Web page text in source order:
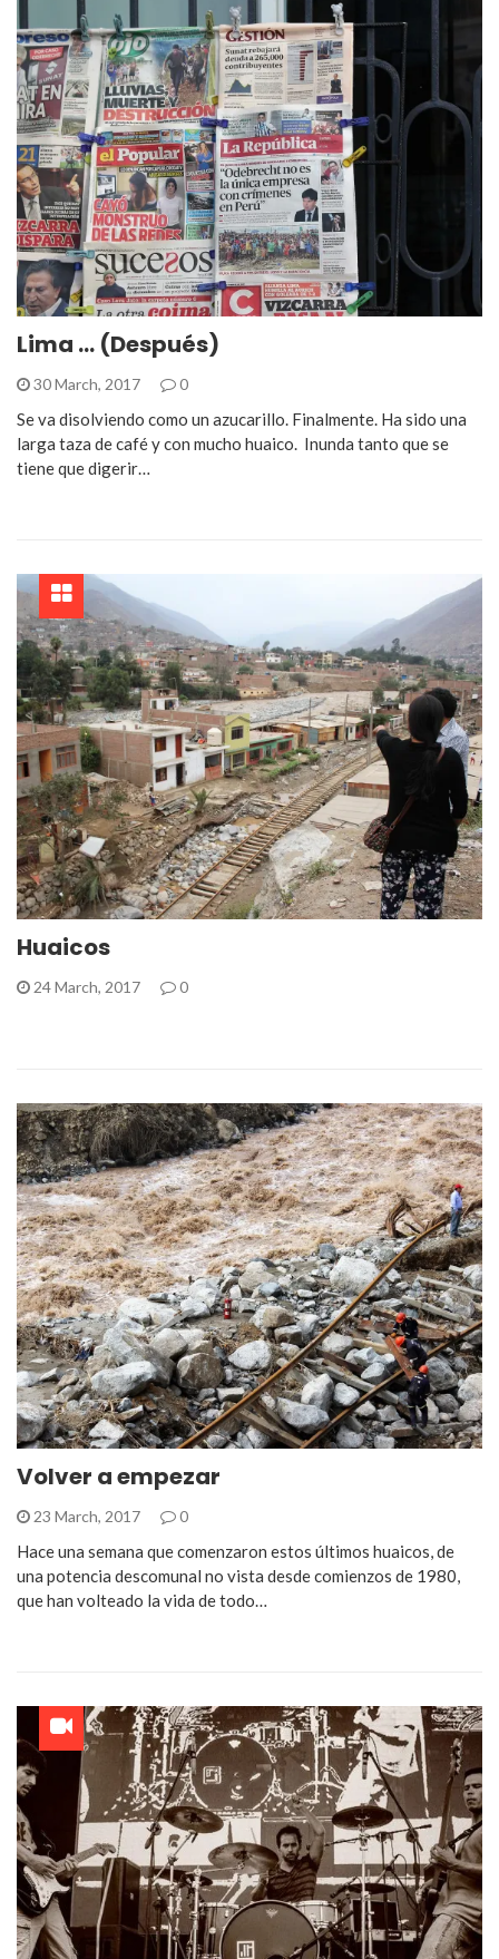
Lima … (Después)
30 March, 2017 0
Se va disolviendo como un azucarillo. Finalmente. Ha sido una
larga taza de café y con mucho huaico. Inunda tanto que se
tiene que digerir…
Huaicos
24 March, 2017 0
Volver a empezar
23 March, 2017 0
Hace una semana que comenzaron estos últimos huaicos, de
una potencia descomunal no vista desde comienzos de 1980,
que han volteado la vida de todo…